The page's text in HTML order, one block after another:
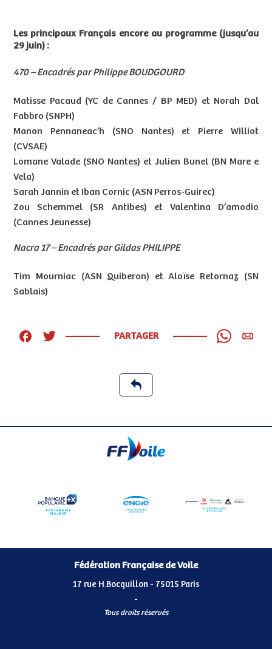
Les principaux Français encore au programme (jusqu’au
29 juin) :
470 – Encadrés par Philippe BOUDGOURD
Matisse Pacaud (YC de Cannes / BP MED) et Norah Dal
Fabbro (SNPH)
Manon Pennaneac’h (SNO Nantes) et Pierre Williot
(CVSAE)
Lomane Valade (SNO Nantes) et Julien Bunel (BN Mare e
Vela)
Sarah Jannin et Iban Cornic (ASN Perros-Guirec)
Zou Schemmel (SR Antibes) et Valentina D’amodio
(Cannes Jeunesse)
Nacra 17 – Encadrés par Gildas PHILIPPE
Tim Mourniac (ASN Quiberon) et Aloïse Retornaz (SN
Sablais)
PARTAGER
Fédération Française de Voile
17 rue H.Bocquillon - 75015 Paris
-
Tous droits réservés